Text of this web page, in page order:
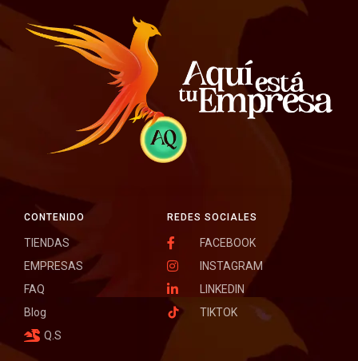
REDES SOCIALES
FACEBOOK
INSTAGRAM
LINKEDIN
TIKTOK
CONTENIDO
TIENDAS
EMPRESAS
FAQ
Blog
Q.S